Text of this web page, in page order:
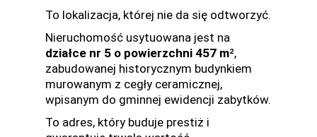
To lokalizacja, której nie da się odtworzyć.
Nieruchomość usytuowana jest na
działce nr 5 o powierzchni 457 m²,
zabudowanej historycznym budynkiem
murowanym z cegły ceramicznej,
wpisanym do gminnej ewidencji zabytków.
To adres, który buduje prestiż i